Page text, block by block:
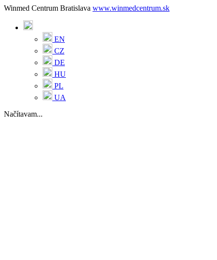
Winmed Centrum Bratislava www.winmedcentrum.sk
EN
CZ
DE
HU
PL
UA
Načítavam...